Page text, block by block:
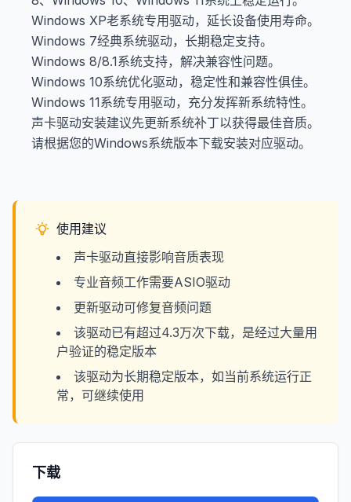
Windows XP老系统专用驱动，延长设备使用寿命。
Windows 7经典系统驱动，长期稳定支持。
Windows 8/8.1系统支持，解决兼容性问题。
Windows 10系统优化驱动，稳定性和兼容性俱佳。
Windows 11系统专用驱动，充分发挥新系统特性。
声卡驱动安装建议先更新系统补丁以获得最佳音质。
请根据您的Windows系统版本下载安装对应驱动。
使用建议
声卡驱动直接影响音质表现
专业音频工作需要ASIO驱动
更新驱动可修复音频问题
该驱动已有超过4.3万次下载，是经过大量用
户验证的稳定版本
该驱动为长期稳定版本，如当前系统运行正
常，可继续使用
下载